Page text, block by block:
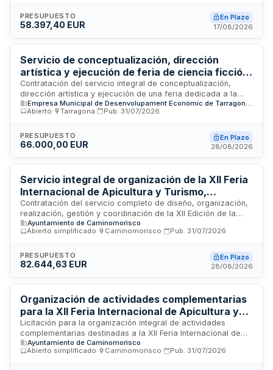
comerciales, turísticas y festivas, incluyendo la autorización
de ocupación y uso temporal de calles municipales. El
mil euros aproximadamente.
PRESUPUESTO
58.397,40 EUR
En Plazo
17/08/2026
Servicio de conceptualización, dirección
artística y ejecución de feria de ciencia ficción
y fantasía en Tarragona
Contratación del servicio integral de conceptualización,
dirección artística y ejecución de una feria dedicada a la
ciencia ficción y fantasía que se celebrará en el Palacio de
Congresos de Tarragona. El adjudicatario será responsable
la gestión de espacios, la contratación de influencers,
artistas, cosplayers, talleristas y conferenciantes, así como
informe final de resultados.
Abierto
Tarragona Pub. 31/07/2026
PRESUPUESTO
66.000,00 EUR
En Plazo
28/08/2026
Servicio integral de organización de la XII Feria
Internacional de Apicultura y Turismo,
incluyendo montaje de infraestructuras,
captación de expositores y gestión de
comunicación
Contratación del servicio completo de diseño, organización,
realización, gestión y coordinación de la XII Edición de la
Feria Internacional de Apicultura y Turismo. El servicio
comprende el montaje, mantenimiento y desmontaje de
de servicios de comunicación, publicidad mediante diversos
medios (radio, prensa, redes sociales, megafonía),
órgano de contratación es el Ayuntamiento de
Caminomorisco, que licita mediante procedimiento abierto
simplificado con presentación de ofertas electrónica.
Ayuntamiento de Caminomorisco
Abierto simplificado
Caminomorisco Pub. 31/07/2026
PRESUPUESTO
82.644,63 EUR
En Plazo
28/08/2026
Organización de actividades complementarias
para la XII Feria Internacional de Apicultura y
Turismo
Licitación para la organización integral de actividades
complementarias destinadas a la XII Feria Internacional de
Apicultura y Turismo. Los servicios incluyen ponencias
técnicas del sector turístico, actividades dirigidas al público
Ayuntamiento de Caminomorisco
Abierto simplificado
Caminomorisco Pub. 31/07/2026